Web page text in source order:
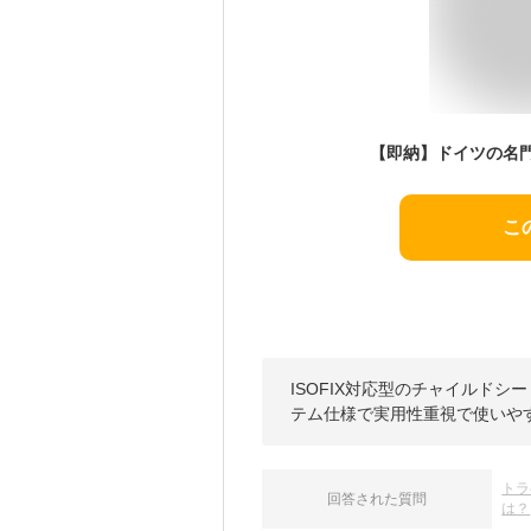
こ
ISOFIX対応型のチャイルドシ
テム仕様で実用性重視で使いや
回答された質問
ト
は？